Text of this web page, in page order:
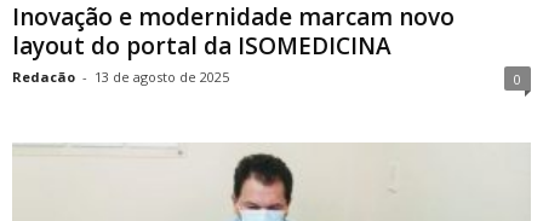
Inovação e modernidade marcam novo
layout do portal da ISOMEDICINA
Redacão - 13 de agosto de 2025 0